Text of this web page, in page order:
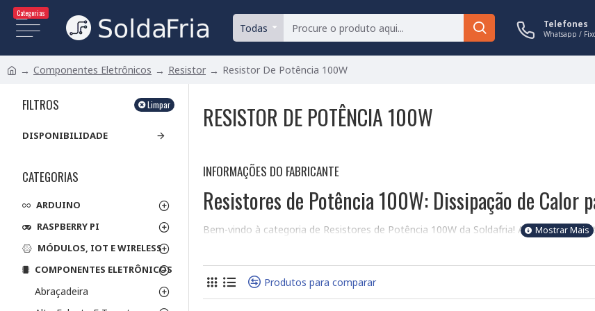
Categorias
Todas Telefones
Whatsapp /
Componentes Eletrônicos Resistor Resistor De Potência 100W
FILTROS Limpar
DISPONIBILIDADE
CATEGORIAS
ARDUINO
RASPBERRY PI
MÓDULOS, IOT E WIRELESS
COMPONENTES ELETRÔNICOS
Abraçadeira
RESISTOR DE POTÊNCIA 100W
INFORMAÇÕES DO FABRICANTE
Resistores de Potência 100W: Dissipação de Calor
Bem-vindo à categoria de Resistores de Potência 100W da Soldafria! Aqui você
(Tensão = Resistência x Corrente), onde a potência é calculada por P = V x I
Resistência). Usar um resistor com potência inferior à necessária pode levar à
Produtos para comparar